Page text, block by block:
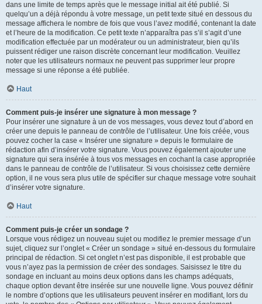
dans une limite de temps après que le message initial ait été publié. Si
quelqu’un a déjà répondu à votre message, un petit texte situé en dessous du
message affichera le nombre de fois que vous l’avez modifié, contenant la date
et l’heure de la modification. Ce petit texte n’apparaîtra pas s’il s’agit d’une
modification effectuée par un modérateur ou un administrateur, bien qu’ils
puissent rédiger une raison discrète concernant leur modification. Veuillez
noter que les utilisateurs normaux ne peuvent pas supprimer leur propre
message si une réponse a été publiée.
Haut
Comment puis-je insérer une signature à mon message ?
Pour insérer une signature à un de vos messages, vous devez tout d’abord en
créer une depuis le panneau de contrôle de l’utilisateur. Une fois créée, vous
pouvez cocher la case « Insérer une signature » depuis le formulaire de
rédaction afin d’insérer votre signature. Vous pouvez également ajouter une
signature qui sera insérée à tous vos messages en cochant la case appropriée
dans le panneau de contrôle de l’utilisateur. Si vous choisissez cette dernière
option, il ne vous sera plus utile de spécifier sur chaque message votre souhait
d’insérer votre signature.
Haut
Comment puis-je créer un sondage ?
Lorsque vous rédigez un nouveau sujet ou modifiez le premier message d’un
sujet, cliquez sur l’onglet « Créer un sondage » situé en-dessous du formulaire
principal de rédaction. Si cet onglet n’est pas disponible, il est probable que
vous n’ayez pas la permission de créer des sondages. Saisissez le titre du
sondage en incluant au moins deux options dans les champs adéquats,
chaque option devant être insérée sur une nouvelle ligne. Vous pouvez définir
le nombre d’options que les utilisateurs peuvent insérer en modifiant, lors du